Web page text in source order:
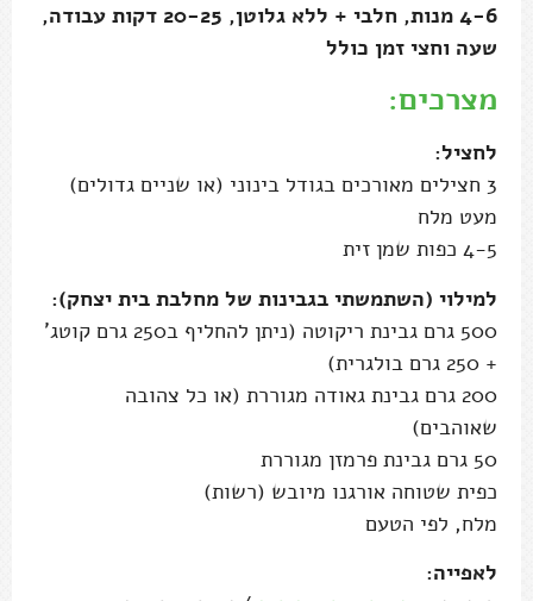
4-6 מנות, חלבי + ללא גלוטן, 20-25 דקות עבודה,
שעה וחצי זמן כולל
מצרכים:
לחציל:
3 חצילים מאורכים בגודל בינוני (או שניים גדולים)
מעט מלח
4-5 כפות שמן זית
למילוי (השתמשתי בגבינות של מחלבת בית יצחק):
500 גרם גבינת ריקוטה (ניתן להחליף ב250 גרם קוטג'
+ 250 גרם בולגרית)
200 גרם גבינת גאודה מגוררת (או כל צהובה
שאוהבים)
50 גרם גבינת פרמזן מגוררת
כפית שטוחה אורגנו מיובש (רשות)
מלח, לפי הטעם
לאפייה: